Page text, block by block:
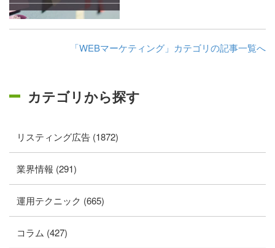
「WEBマーケティング」カテゴリの記事一覧へ
カテゴリから探す
リスティング広告 (1872)
業界情報 (291)
運用テクニック (665)
コラム (427)